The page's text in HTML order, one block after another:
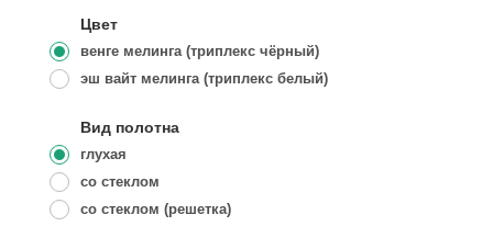
Цвет
венге мелинга (триплекс чёрный)
эш вайт мелинга (триплекс белый)
Вид полотна
глухая
со стеклом
со стеклом (решетка)